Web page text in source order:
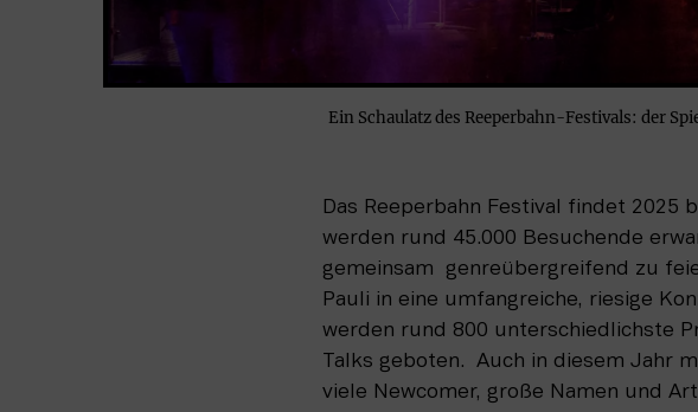
Ein Schaulatz des Reeperbahn-Festivals: der
Das Reeperbahn Festival findet
werden rund 45.000 Besuchende
gemeinsam  genreübergreifend zu
Pauli in eine umfangreiche, riesige
werden rund 800 unterschiedlichste
Talks geboten.  Auch in diesem Jahr
viele Newcomer, große Namen und